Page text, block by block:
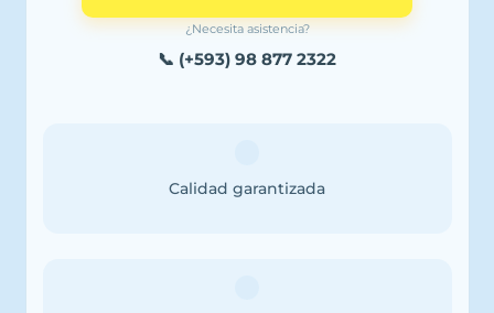
¿Necesita asistencia?
📞 (+593) 98 877 2322
Calidad garantizada